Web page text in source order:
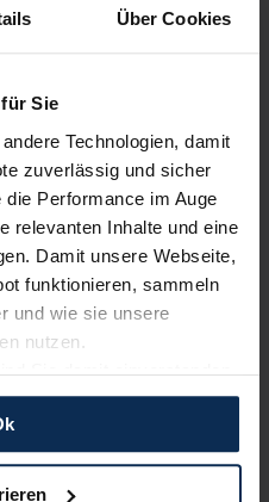
Über Cookies
Sie
Technologien, damit
zuverlässig und sicher
Performance im Auge
relevanten Inhalte und eine
Damit unsere Webseite,
funktionieren, sammeln
und wie sie unsere
nutzen.
Sie damit einverstanden
unseren Service zu
Dritte weiterzugeben,
Falls Sie dem nicht
wir uns auf die
Unsere Kunden haben
Rabatt erhalten und
an:
unserer Kunden